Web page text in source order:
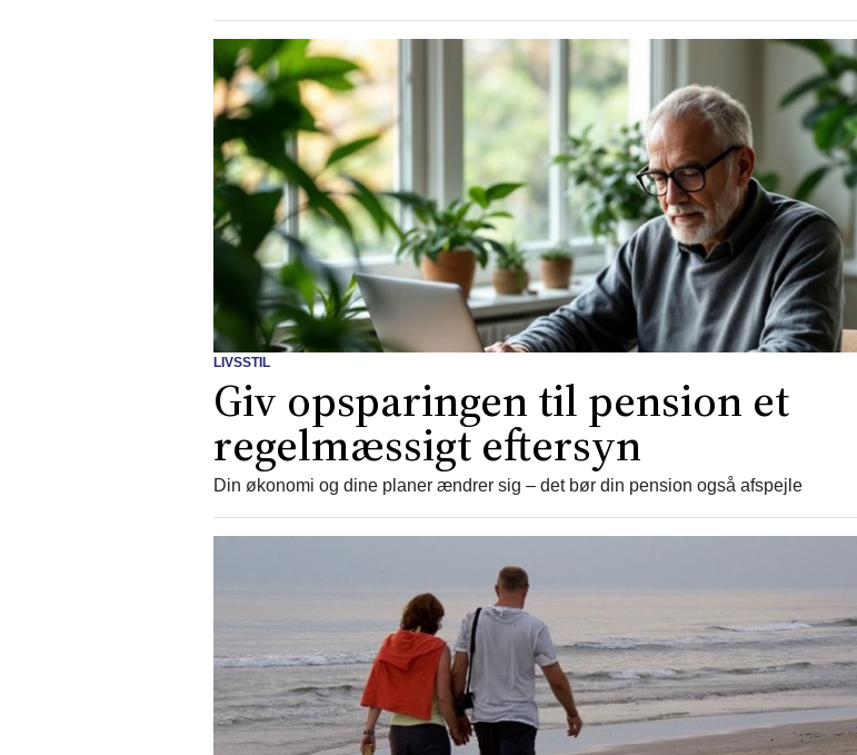
LIVSSTIL
Giv opsparingen til pension et
regelmæssigt eftersyn
Din økonomi og dine planer ændrer sig – det bør din pension også afspejle